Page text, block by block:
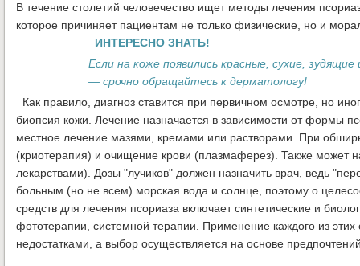
В течение столетий человечество ищет методы лечения
которое причиняет пациентам не только физические, но и
ИНТЕРЕСНО ЗНАТЬ!
Если на коже появились красные, сухие,
— срочно обращайтесь к дерматологу!
Как правило, диагноз ставится при первичном осмотре, но
биопсия кожи. Лечение назначается в зависимости от формы
местное лечение мазями, кремами или растворами. При
(криотерапия) и очищение крови (плазмаферез). Также может
лекарствами). Дозы "лучиков" должен назначить врач, ведь
больным (но не всем) морская вода и солнце, поэтому о
средств для лечения псориаза включает синтетические и
фототерапии, системной терапии. Применение каждого из
недостатками, а выбор осуществляется на основе